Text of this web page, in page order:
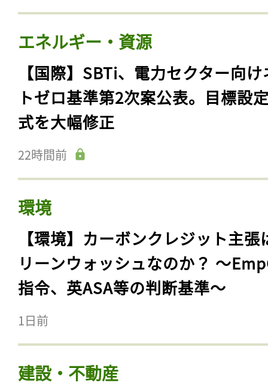
エネルギー・資源
【国際】SBTi、電力セクター向
トゼロ基準第2次案公表。目標設
式を大幅修正
22時間前
環境
【環境】カーボンクレジット主張
リーンウォッシュなのか？ 〜
指令、英ASA等の判断基準〜
1日前
建設・不動産